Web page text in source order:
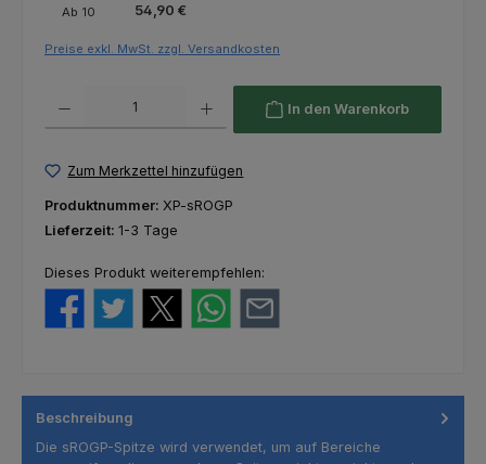
Ab 10 54,90 €
Preise exkl. MwSt. zzgl. Versandkosten
In den Warenkorb
Zum Merkzettel hinzufügen
Produktnummer: XP-sROGP
Lieferzeit: 1-3 Tage
Dieses Produkt weiterempfehlen:
Beschreibung
Die sROGP-Spitze wird verwendet, um auf Bereiche